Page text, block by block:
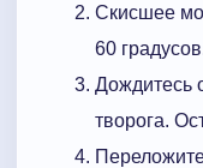
Скисшее
60
Дождитесь
творога.